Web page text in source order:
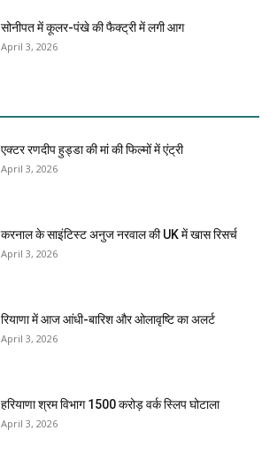
सोनीपत में कूलर-पंखे की फैक्ट्री में लगी आग
April 3, 2026
एक्टर रणदीप हुड्डा की मां की फिल्मों में एंट्री
April 3, 2026
करनाल के साइंटिस्ट अनुज नरवाल की UK में खास रिसर्च
April 3, 2026
रियाणा में आज आंधी-बारिश और ओलावृष्टि का अलर्ट
April 3, 2026
हरियाणा श्रम विभाग 1500 करोड़ वर्क स्लिप घोटाला
April 3, 2026